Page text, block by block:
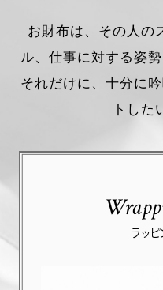
お財布は、その人の
ル、仕事に対する姿
それだけに、十分に
トした
ラッ